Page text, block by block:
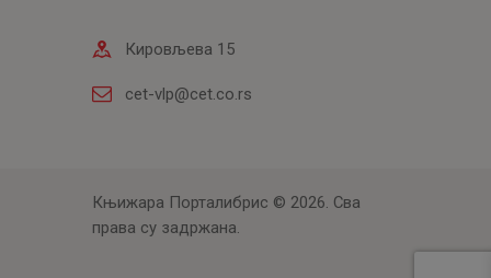
Кировљева 15
cet-vlp@cet.co.rs
Књижара Порталибрис © 2026. Сва
права су задржана.